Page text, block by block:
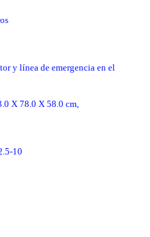
y línea de emergencia en el
X 78.0 X 58.0 cm,
10